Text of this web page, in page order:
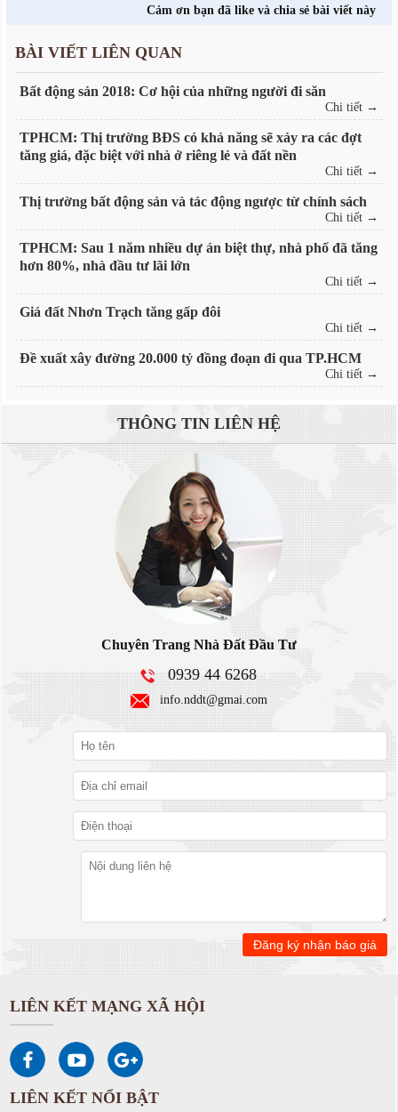
Cảm ơn bạn đã like và chia sẻ bài viết này
BÀI VIẾT LIÊN QUAN
Bất động sản 2018: Cơ hội của những người đi săn
Chi tiết →
TPHCM: Thị trường BĐS có khả năng sẽ xảy ra các đợt
tăng giá, đặc biệt với nhà ở riêng lẻ và đất nền
Chi tiết →
Thị trường bất động sản và tác động ngược từ chính sách
Chi tiết →
TPHCM: Sau 1 năm nhiều dự án biệt thự, nhà phố đã tăng
hơn 80%, nhà đầu tư lãi lớn
Chi tiết →
Giá đất Nhơn Trạch tăng gấp đôi
Chi tiết →
Đề xuất xây đường 20.000 tỷ đồng đoạn đi qua TP.HCM
Chi tiết →
THÔNG TIN LIÊN HỆ
Chuyên Trang Nhà Đất Đầu Tư
0939 44 6268
info.nddt@gmai.com
LIÊN KẾT MẠNG XÃ HỘI
LIÊN KẾT NỔI BẬT